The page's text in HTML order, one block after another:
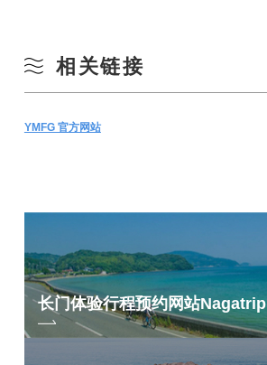
相关链接
YMFG 官方网站
长门体验行程预约网站Nagatrip